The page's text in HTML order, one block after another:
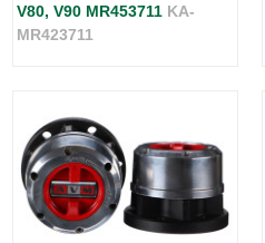
V80, V90 MR453711 KA-
MR423711